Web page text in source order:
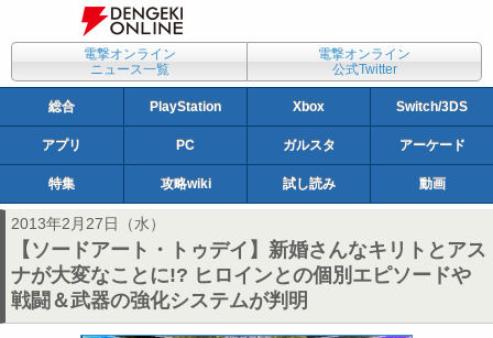
電撃オンライン
ニュース一覧
電撃オンライン
公式Twitter
総合 PlayStation Xbox Switch/3DS
アプリ PC ガルスタ アーケード
特集 攻略wiki 試し読み 動画
2013年2月27日（水）
【ソードアート・トゥデイ】新婚さんなキリトとアス
ナが大変なことに!? ヒロインとの個別エピソードや
戦闘＆武器の強化システムが判明